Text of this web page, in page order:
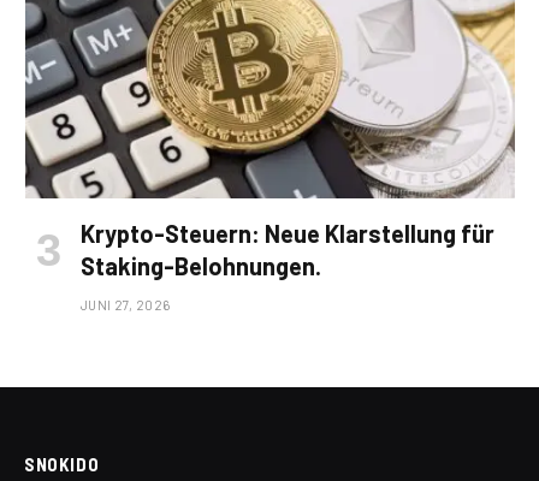
Krypto-Steuern: Neue Klarstellung für
Staking-Belohnungen.
JUNI 27, 2026
SNOKIDO